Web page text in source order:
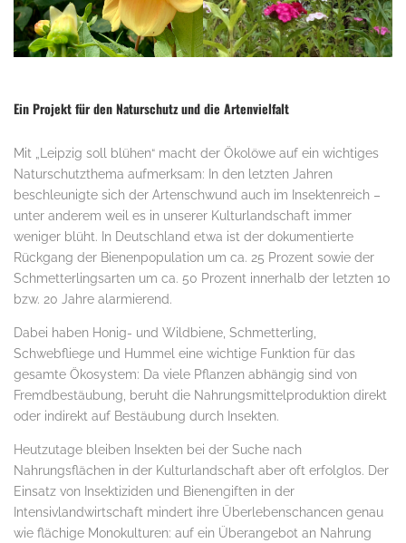
Ein Projekt für den Naturschutz und die Artenvielfalt
Mit „Leipzig soll blühen“ macht der Ökolöwe auf ein wichtiges
Naturschutzthema aufmerksam: In den letzten Jahren
beschleunigte sich der Artenschwund auch im Insektenreich –
unter anderem weil es in unserer Kulturlandschaft immer
weniger blüht. In Deutschland etwa ist der dokumentierte
Rückgang der Bienenpopulation um ca. 25 Prozent sowie der
Schmetterlingsarten um ca. 50 Prozent innerhalb der letzten 10
bzw. 20 Jahre alarmierend.
Dabei haben Honig- und Wildbiene, Schmetterling,
Schwebfliege und Hummel eine wichtige Funktion für das
gesamte Ökosystem: Da viele Pflanzen abhängig sind von
Fremdbestäubung, beruht die Nahrungsmittelproduktion direkt
oder indirekt auf Bestäubung durch Insekten.
Heutzutage bleiben Insekten bei der Suche nach
Nahrungsflächen in der Kulturlandschaft aber oft erfolglos. Der
Einsatz von Insektiziden und Bienengiften in der
Intensivlandwirtschaft mindert ihre Überlebenschancen genau
wie flächige Monokulturen: auf ein Überangebot an Nahrung